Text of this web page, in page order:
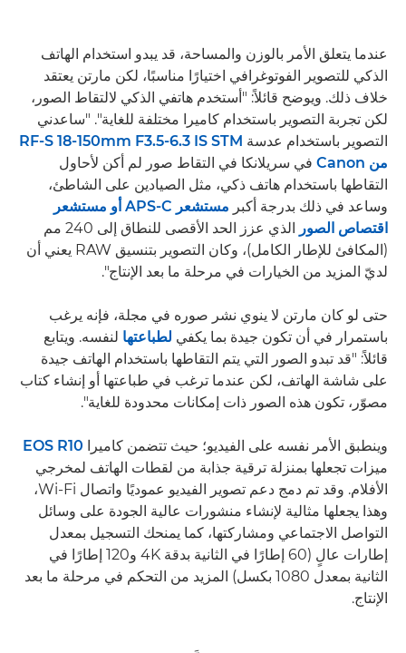
عندما يتعلق الأمر بالوزن والمساحة، قد يبدو استخدام الهاتف
الذكي للتصوير الفوتوغرافي اختيارًا مناسبًا، لكن مارتن يعتقد
خلاف ذلك. ويوضح قائلاً: "أستخدم هاتفي الذكي لالتقاط الصور،
لكن تجربة التصوير باستخدام كاميرا مختلفة للغاية". "ساعدني
التصوير باستخدام عدسة RF-S 18-150mm F3.5-6.3 IS STM
من Canon
في سريلانكا في التقاط صور لم أكن لأحاول
التقاطها باستخدام هاتف ذكي، مثل الصيادين على الشاطئ،
وساعد في ذلك بدرجة أكبر
مستشعر APS-C أو مستشعر
اقتصاص الصور
الذي عزز الحد الأقصى للنطاق إلى 240 مم
(المكافئ للإطار الكامل)، وكان التصوير بتنسيق RAW يعني أن
لديّ المزيد من الخيارات في مرحلة ما بعد الإنتاج".
حتى لو كان مارتن لا ينوي نشر صوره في مجلة، فإنه يرغب
باستمرار في أن تكون جيدة بما يكفي لطباعتها لنفسه. ويتابع
قائلاً: "قد تبدو الصور التي يتم التقاطها باستخدام الهاتف جيدة
على شاشة الهاتف، لكن عندما ترغب في طباعتها أو إنشاء كتاب
مصوّر، تكون هذه الصور ذات إمكانات محدودة للغاية".
وينطبق الأمر نفسه على الفيديو؛ حيث تتضمن كاميرا EOS R10
ميزات تجعلها بمنزلة ترقية جذابة من لقطات الهاتف لمخرجي
الأفلام. وقد تم دمج دعم تصوير الفيديو عموديًا واتصال Wi-Fi،
وهذا يجعلها مثالية لإنشاء منشورات عالية الجودة على وسائل
التواصل الاجتماعي ومشاركتها، كما يمنحك التسجيل بمعدل
إطارات عالٍ (60 إطارًا في الثانية بدقة 4K و120 إطارًا في
الثانية بمعدل 1080 بكسل) المزيد من التحكم في مرحلة ما بعد
الإنتاج.